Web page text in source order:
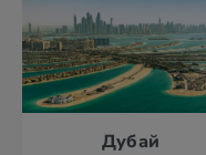
Дубай